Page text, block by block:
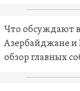
Что обсуждают
Азербайджане и
обзор главных